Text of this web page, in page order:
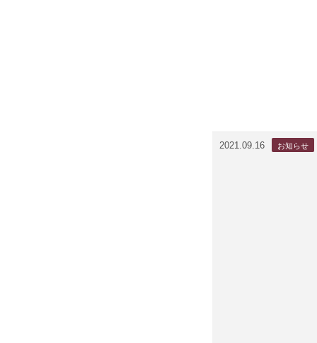
2021.09.16